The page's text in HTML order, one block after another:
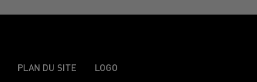
PLAN DU SITE LOGO